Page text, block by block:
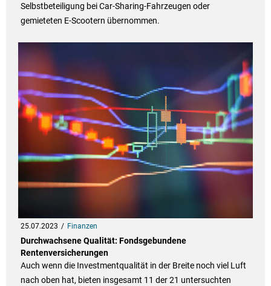
Selbstbeteiligung bei Car-Sharing-Fahrzeugen oder
gemieteten E-Scootern übernommen.
25.07.2023 Finanzen
Durchwachsene Qualität: Fondsgebundene
Rentenversicherungen
Auch wenn die Investmentqualität in der Breite noch viel Luft
nach oben hat, bieten insgesamt 11 der 21 untersuchten